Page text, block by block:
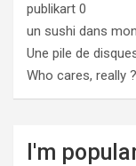
publikart 0
un sushi dans
Une pile de
Who cares, really ?
I'm